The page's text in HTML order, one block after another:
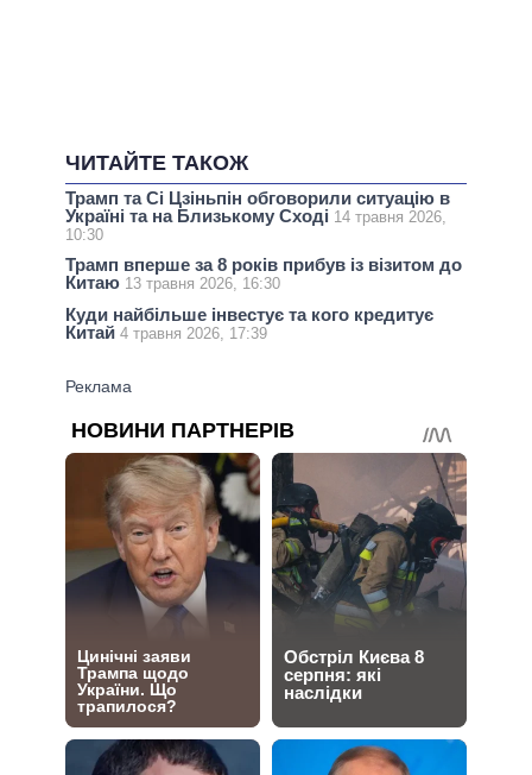
ЧИТАЙТЕ ТАКОЖ
Трамп та Сі Цзіньпін обговорили ситуацію в
Україні та на Близькому Сході 14 травня 2026,
10:30
Трамп вперше за 8 років прибув із візитом до
Китаю 13 травня 2026, 16:30
Куди найбільше інвестує та кого кредитує
Китай 4 травня 2026, 17:39